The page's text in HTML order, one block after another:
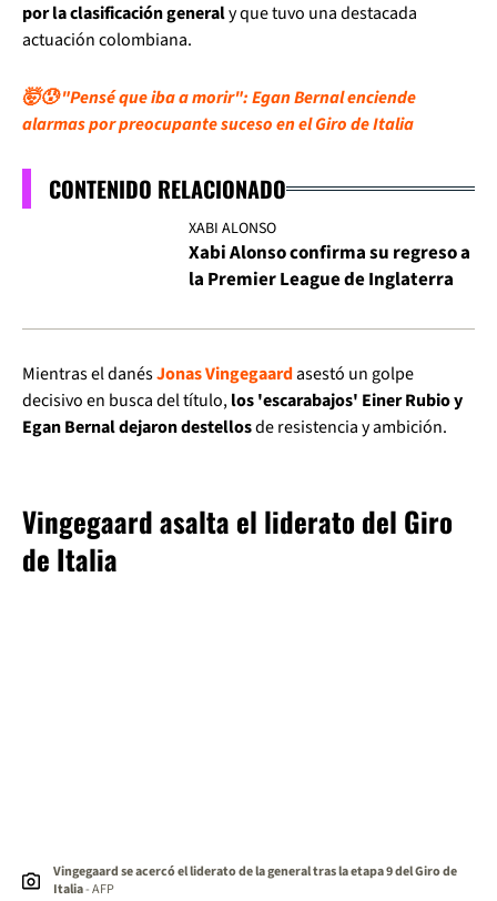
por la clasificación generaly que tuvo una destacada
actuación colombiana.
🤯😰 "Pensé que iba a morir": Egan Bernal enciende
alarmas por preocupante suceso en el Giro de Italia
CONTENIDO RELACIONADO
XABI ALONSO
Xabi Alonso confirma su regreso a
la Premier League de Inglaterra
Mientras el danésJonas Vingegaardasestó un golpe
decisivo en busca del título,los 'escarabajos' Einer Rubio y
Egan Bernal dejaron destellosde resistencia y ambición.
Vingegaard asalta el liderato del Giro
de Italia
Vingegaard se acercó el liderato de la general tras la etapa 9 del Giro de
Italia- AFP